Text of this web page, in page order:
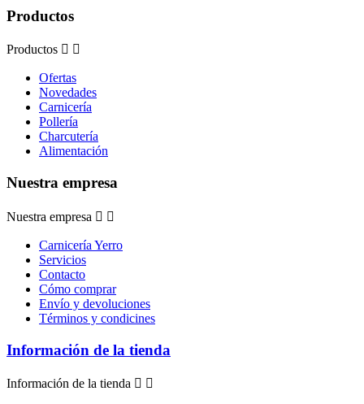
Productos
Productos  
Ofertas
Novedades
Carnicería
Pollería
Charcutería
Alimentación
Nuestra empresa
Nuestra empresa  
Carnicería Yerro
Servicios
Contacto
Cómo comprar
Envío y devoluciones
Términos y condicines
Información de la tienda
Información de la tienda  